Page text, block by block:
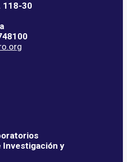
118-30
Investigación y